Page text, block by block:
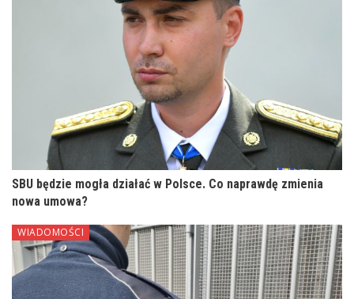
SBU będzie mogła działać w Polsce. Co naprawdę zmienia
nowa umowa?
WIADOMOŚCI